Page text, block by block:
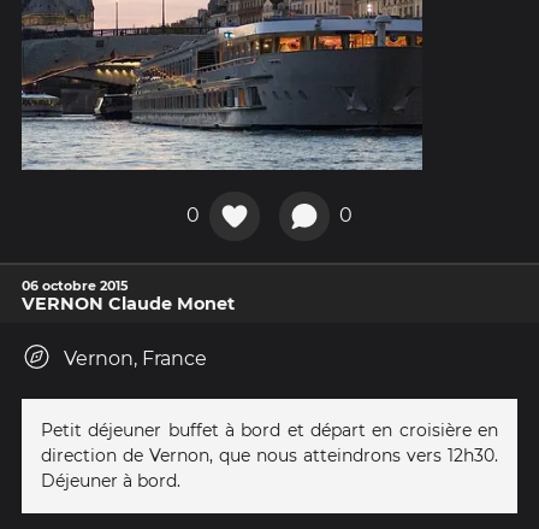
0 0
06 octobre 2015
VERNON Claude Monet
Vernon, France
Petit déjeuner buffet à bord et départ en croisière en
direction de Vernon, que nous atteindrons vers 12h30.
Déjeuner à bord.